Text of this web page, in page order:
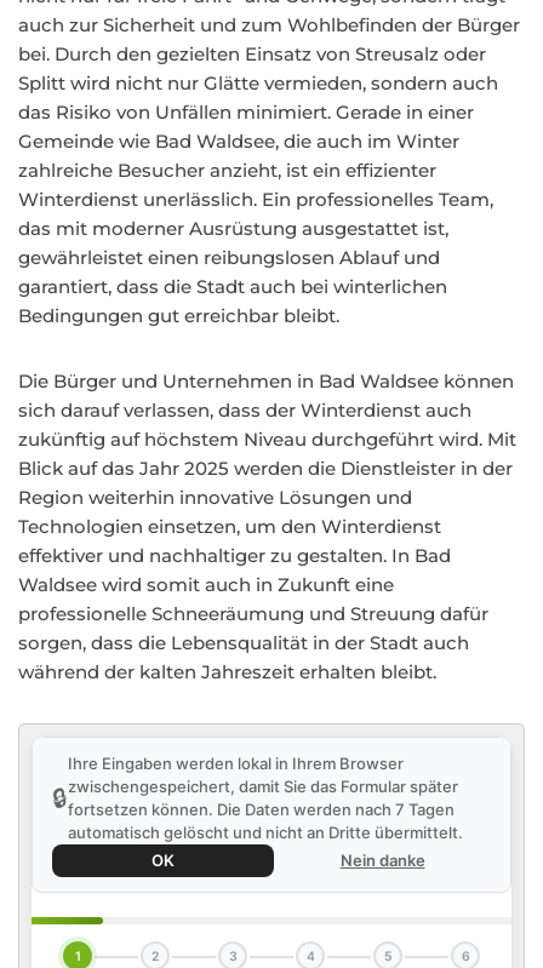
auch zur Sicherheit und zum Wohlbefinden der Bürger
bei. Durch den gezielten Einsatz von Streusalz oder
Splitt wird nicht nur Glätte vermieden, sondern auch
das Risiko von Unfällen minimiert. Gerade in einer
Gemeinde wie Bad Waldsee, die auch im Winter
zahlreiche Besucher anzieht, ist ein effizienter
Winterdienst unerlässlich. Ein professionelles Team,
das mit moderner Ausrüstung ausgestattet ist,
gewährleistet einen reibungslosen Ablauf und
garantiert, dass die Stadt auch bei winterlichen
Bedingungen gut erreichbar bleibt.
Die Bürger und Unternehmen in Bad Waldsee können
sich darauf verlassen, dass der Winterdienst auch
zukünftig auf höchstem Niveau durchgeführt wird. Mit
Blick auf das Jahr 2025 werden die Dienstleister in der
Region weiterhin innovative Lösungen und
Technologien einsetzen, um den Winterdienst
effektiver und nachhaltiger zu gestalten. In Bad
Waldsee wird somit auch in Zukunft eine
professionelle Schneeräumung und Streuung dafür
sorgen, dass die Lebensqualität in der Stadt auch
während der kalten Jahreszeit erhalten bleibt.
🔒
Ihre Eingaben werden lokal in Ihrem Browser
zwischengespeichert, damit Sie das Formular später
fortsetzen können. Die Daten werden nach 7 Tagen
automatisch gelöscht und nicht an Dritte übermittelt.
OK
Nein danke
1 2 3 4 5 6